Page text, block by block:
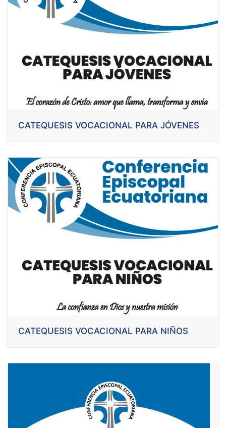
CATEQUESIS VOCACIONAL PARA JÓVENES
CATEQUESIS VOCACIONAL PARA NIÑOS